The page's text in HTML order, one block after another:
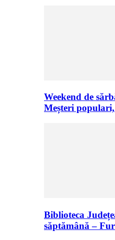
Weekend de
Meșteri
Biblioteca
săptămână –